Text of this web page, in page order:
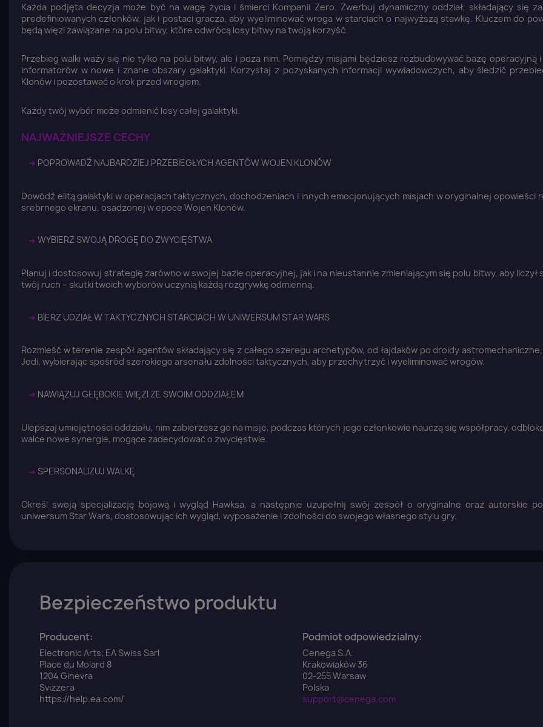
Każda podjęta decyzja może być na wagę życia i śmierci Kompanii Zero. Zwerbuj dynamiczny oddział, składający się
predefiniowanych członków, jak i postaci gracza, aby wyeliminować wroga w starciach o najwyższą stawkę. Kluczem do
będą więzi zawiązane na polu bitwy, które odwrócą losy bitwy na twoją korzyść.
Przebieg walki waży się nie tylko na polu bitwy, ale i poza nim. Pomiędzy misjami będziesz rozbudowywać bazę operacyjną i
informatorów w nowe i znane obszary galaktyki. Korzystaj z pozyskanych informacji wywiadowczych, aby śledzić
Klonów i pozostawać o krok przed wrogiem.
Każdy twój wybór może odmienić losy całej galaktyki.
NAJWAŻNIEJSZE CECHY
➜ POPROWADŹ NAJBARDZIEJ PRZEBIEGŁYCH AGENTÓW WOJEN KLONÓW
Dowódź elitą galaktyki w operacjach taktycznych, dochodzeniach i innych emocjonujących misjach w oryginalnej opowieści
srebrnego ekranu, osadzonej w epoce Wojen Klonów.
➜ WYBIERZ SWOJĄ DROGĘ DO ZWYCIĘSTWA
Planuj i dostosowuj strategię zarówno w swojej bazie operacyjnej, jak i na nieustannie zmieniającym się polu bitwy, aby liczył
twój ruch – skutki twoich wyborów uczynią każdą rozgrywkę odmienną.
➜ BIERZ UDZIAŁ W TAKTYCZNYCH STARCIACH W UNIWERSUM STAR WARS
Rozmieść w terenie zespół agentów składający się z całego szeregu archetypów, od łajdaków po droidy
Jedi, wybierając spośród szerokiego arsenału zdolności taktycznych, aby przechytrzyć i wyeliminować wrogów.
➜ NAWIĄZUJ GŁĘBOKIE WIĘZI ZE SWOIM ODDZIAŁEM
Ulepszaj umiejętności oddziału, nim zabierzesz go na misje, podczas których jego członkowie nauczą się współpracy,
walce nowe synergie, mogące zadecydować o zwycięstwie.
➜ SPERSONALIZUJ WALKĘ
Określ swoją specjalizację bojową i wygląd Hawksa, a następnie uzupełnij swój zespół o oryginalne oraz autorskie
uniwersum Star Wars, dostosowując ich wygląd, wyposażenie i zdolności do swojego własnego stylu gry.
Bezpieczeństwo produktu
Producent:
Electronic Arts; EA Swiss Sarl
Place du Molard 8
1204 Ginevra
Svizzera
https://help.ea.com/
Podmiot odpowiedzialny:
Cenega S.A.
Krakowiaków 36
02-255 Warsaw
Polska
support@cenega.com
Zaloguj się
Anuluj